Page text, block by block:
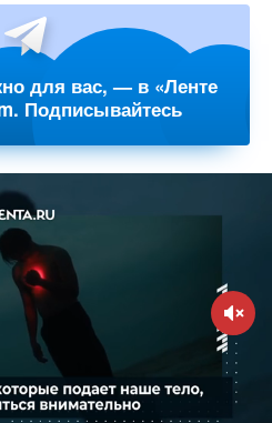
для вас, — в «Ленте
Подписывайтесь